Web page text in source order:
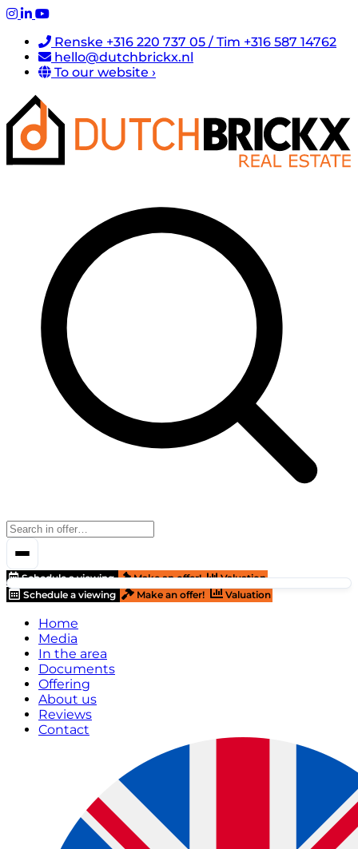
Renske +316 220 737 05 / Tim +316 587 14762
hello@dutchbrickx.nl
To our website ›
Schedule a viewing Make an offer!
Valuation
Schedule a viewing
Make an offer! Valuation
Home
Media
In the area
Documents
Offering
About us
Reviews
Contact